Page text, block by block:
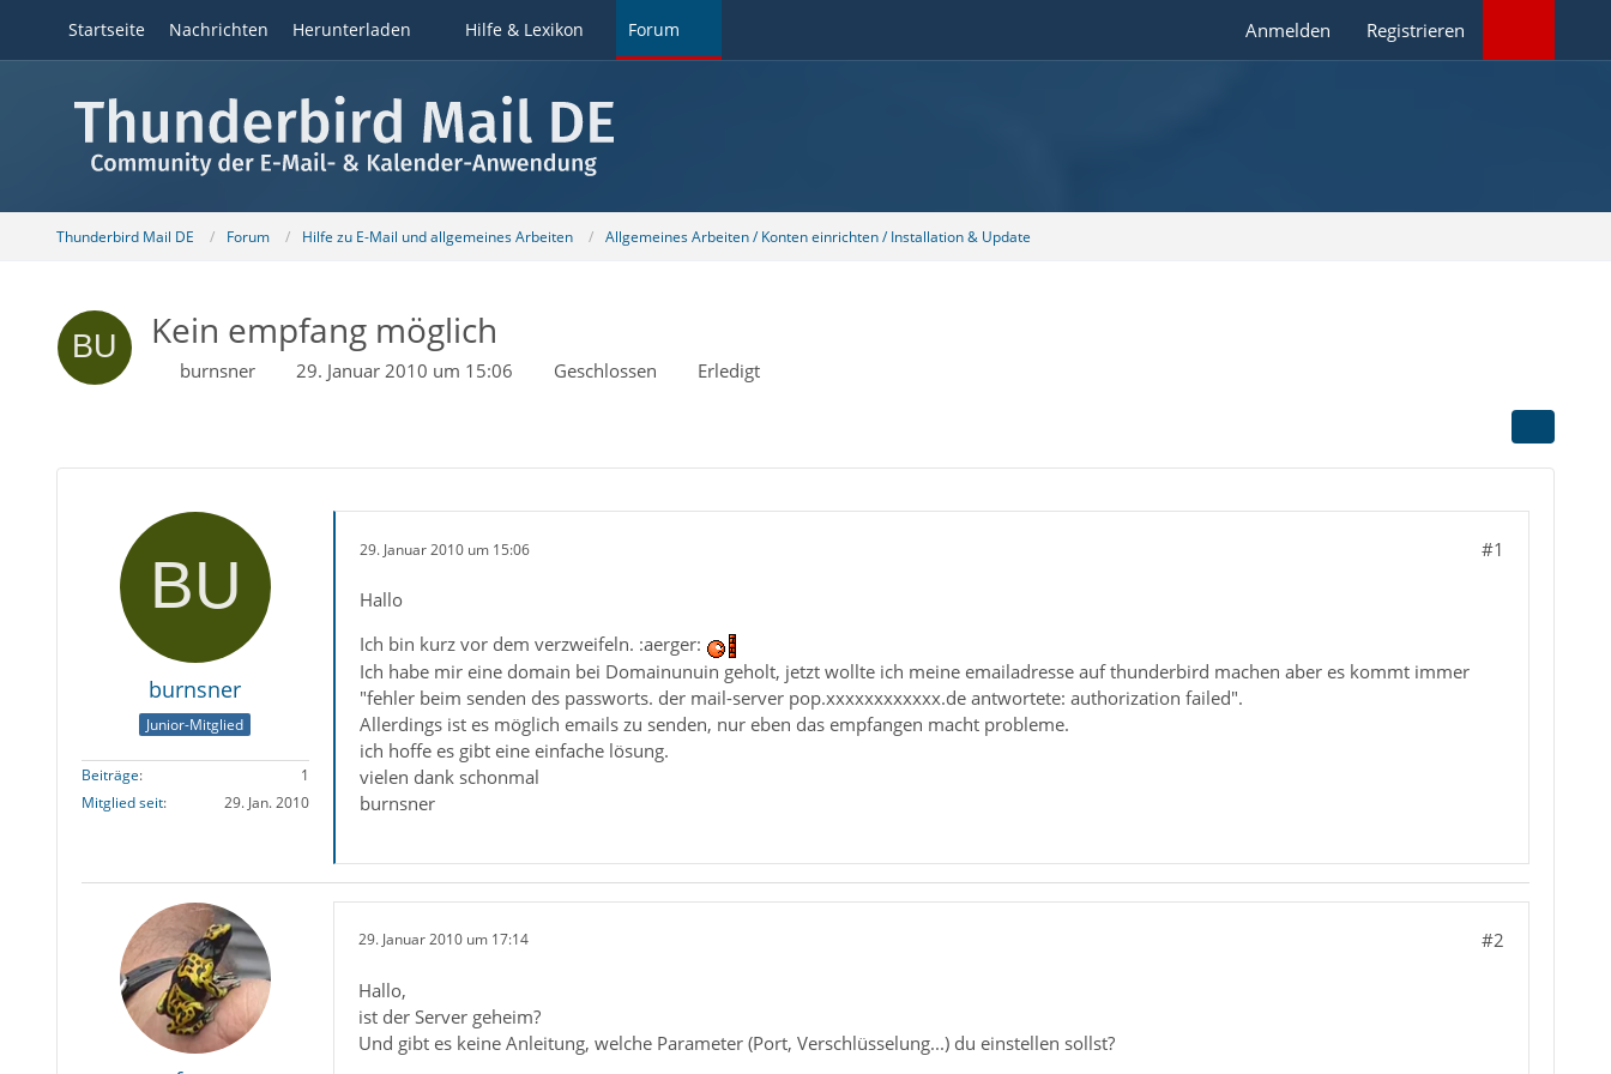
Startseite Nachrichten Herunterladen Hilfe & Lexikon Forum Anmelden Registrieren
Thunderbird Mail DE Forum Hilfe zu E-Mail und allgemeines Arbeiten Allgemeines Arbeiten / Konten einrichten / Installation & Update
Kein empfang möglich
burnsner 29. Januar 2010 um 15:06 Geschlossen Erledigt
burnsner
Junior-Mitglied
Beiträge
1
Mitglied seit
29. Jan. 2010
29. Januar 2010 um 15:06 #1
Hallo
Ich bin kurz vor dem verzweifeln. :aerger:
Ich habe mir eine domain bei Domainunuin geholt, jetzt wollte ich meine emailadresse auf thunderbird machen aber es kommt immer
"fehler beim senden des passworts. der mail-server pop.xxxxxxxxxxxx.de antwortete: authorization failed".
Allerdings ist es möglich emails zu senden, nur eben das empfangen macht probleme.
ich hoffe es gibt eine einfache lösung.
vielen dank schonmal
burnsner
29. Januar 2010 um 17:14 #2
Hallo,
ist der Server geheim?
Und gibt es keine Anleitung, welche Parameter (Port, Verschlüsselung...) du einstellen sollst?